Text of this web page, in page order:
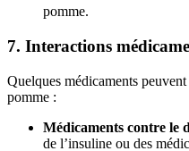
pomme.
7. Interactions
Quelques médicaments
pomme :
Médicaments contre le
de l’insuline ou des